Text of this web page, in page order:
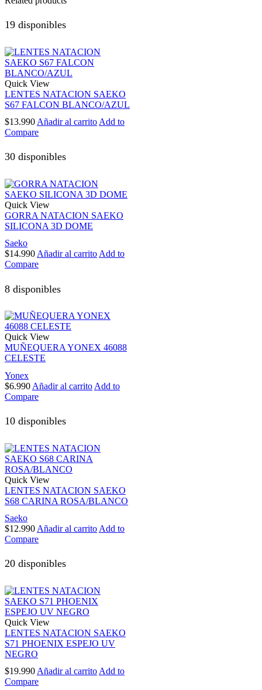
19 disponibles
Quick View
LENTES NATACION SAEKO
S67 FALCON BLANCO/AZUL
$13.990 Añadir al carrito Add to
Compare
30 disponibles
Quick View
GORRA NATACION SAEKO
SILICONA 3D DOME
Saeko
$14.990 Añadir al carrito Add to
Compare
8 disponibles
Quick View
MUÑEQUERA YONEX 46088
CELESTE
Yonex
$6.990 Añadir al carrito Add to
Compare
10 disponibles
Quick View
LENTES NATACION SAEKO
S68 CARINA ROSA/BLANCO
Saeko
$12.990 Añadir al carrito Add to
Compare
20 disponibles
Quick View
LENTES NATACION SAEKO
S71 PHOENIX ESPEJO UV
NEGRO
$19.990 Añadir al carrito Add to
Compare